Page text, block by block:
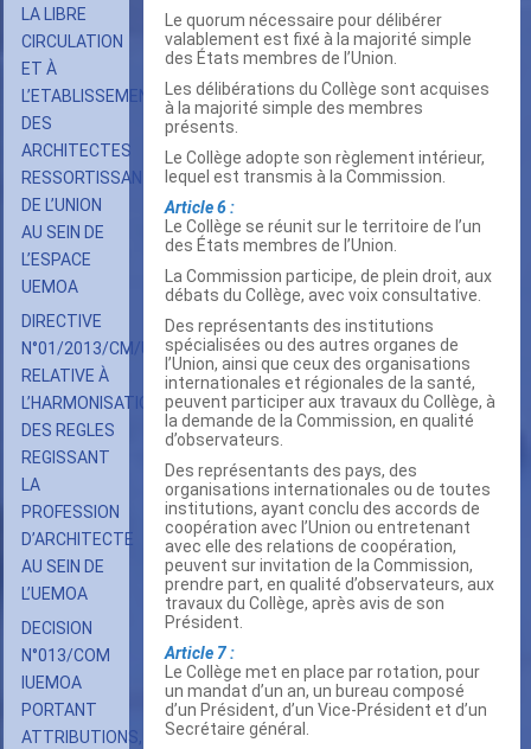
LA LIBRE
CIRCULATION
ET À
L’ETABLISSEMENT
DES
ARCHITECTES
RESSORTISSANTS
DE L’UNION
AU SEIN DE
L’ESPACE
UEMOA
DIRECTIVE
N°01/2013/CM/UEMOA
RELATIVE À
L’HARMONISATION
DES REGLES
REGISSANT
LA
PROFESSION
D’ARCHITECTE
AU SEIN DE
L’UEMOA
DECISION
N°013/COM
IUEMOA
PORTANT
ATTRIBUTIONS,
Le quorum nécessaire pour délibérer
valablement est fixé à la majorité simple
des États membres de l’Union.
Les délibérations du Collège sont acquises
à la majorité simple des membres
présents.
Le Collège adopte son règlement intérieur,
lequel est transmis à la Commission.
Article 6 :
Le Collège se réunit sur le territoire de l’un
des États membres de l’Union.
La Commission participe, de plein droit, aux
débats du Collège, avec voix consultative.
Des représentants des institutions
spécialisées ou des autres organes de
l’Union, ainsi que ceux des organisations
internationales et régionales de la santé,
peuvent participer aux travaux du Collège, à
la demande de la Commission, en qualité
d’observateurs.
Des représentants des pays, des
organisations internationales ou de toutes
institutions, ayant conclu des accords de
coopération avec l’Union ou entretenant
avec elle des relations de coopération,
peuvent sur invitation de la Commission,
prendre part, en qualité d’observateurs, aux
travaux du Collège, après avis de son
Président.
Article 7 :
Le Collège met en place par rotation, pour
un mandat d’un an, un bureau composé
d’un Président, d’un Vice-Président et d’un
Secrétaire général.